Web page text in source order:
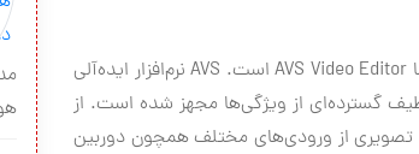
اگر در جستجوی ابزار قدرتمندی برای ویرایش هستید، پیشنهاد اول ما به شما AVS Video Editor است. AVS نرم‌افزار ایده‌آلی
گسترده‌ای از ویژگی‌ها مجهز شده است. از
و تصویری از ورودی‌های مختلف همچون دوربین